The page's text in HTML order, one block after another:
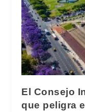
El Consejo
que peligra